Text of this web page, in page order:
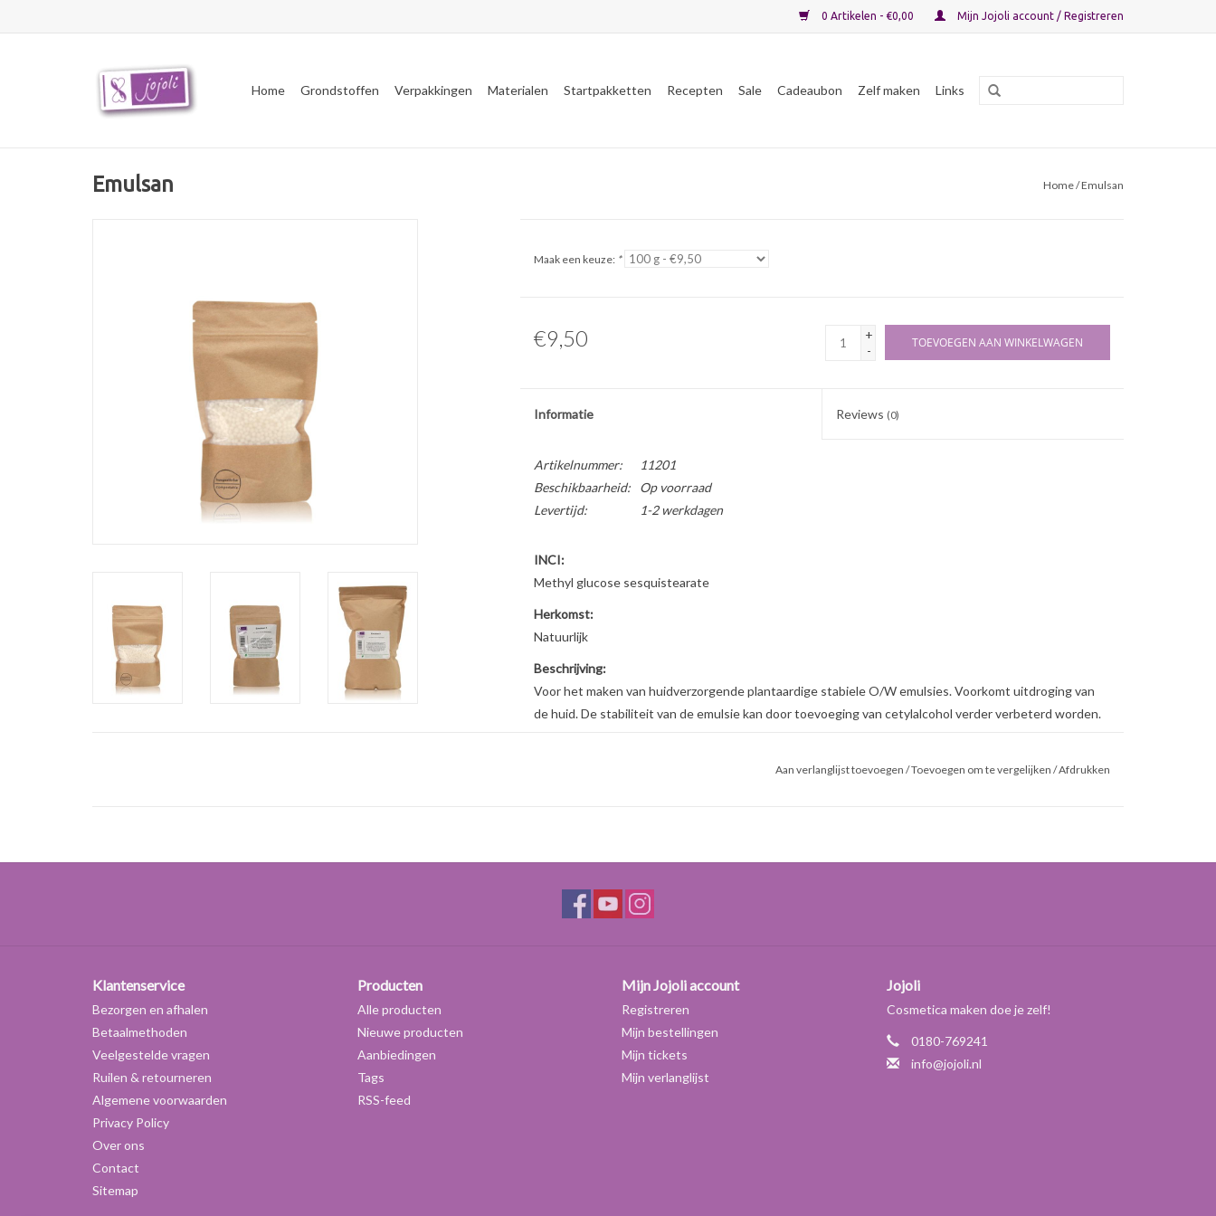
0 Artikelen - €0,00 Mijn Jojoli account / Registreren
Home Grondstoffen Verpakkingen Materialen Startpakketten Recepten Sale Cadeaubon Zelf maken Links
Emulsan Home/ Emulsan
Maak een keuze: *
€9,50
+
-
TOEVOEGEN AAN WINKELWAGEN
Informatie Reviews (0)
Artikelnummer:
11201
Beschikbaarheid:
Op voorraad
Levertijd:
1-2 werkdagen
INCI:
Methyl glucose sesquistearate
Herkomst:
Natuurlijk
Beschrijving:
Voor het maken van huidverzorgende plantaardige stabiele O/W emulsies. Voorkomt uitdroging van
de huid. De stabiliteit van de emulsie kan door toevoeging van cetylalcohol verder verbeterd worden.
HLB-waarde: 12
Benodigde vetfase: 15-40%
2% tot 3% voor lotions, 4% tot 6% voor crèmes.
Aan verlanglijst toevoegen /Toevoegen om te vergelijken /Afdrukken
Klantenservice
Bezorgen en afhalen
Betaalmethoden
Veelgestelde vragen
Ruilen & retourneren
Algemene voorwaarden
Privacy Policy
Over ons
Contact
Sitemap
Producten
Alle producten
Nieuwe producten
Aanbiedingen
Tags
RSS-feed
Mijn Jojoli account
Registreren
Mijn bestellingen
Mijn tickets
Mijn verlanglijst
Jojoli
Cosmetica maken doe je zelf!
0180-769241
info@jojoli.nl